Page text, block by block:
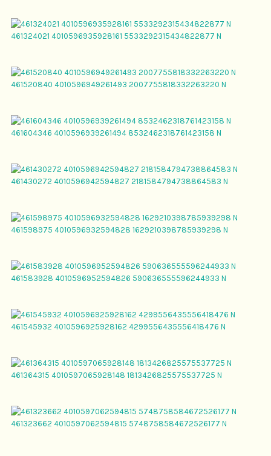
461324021 4010596935928161 5533292315434822877 N
461520840 4010596949261493 2007755818332263220 N
461604346 4010596939261494 8532462318761423158 N
461430272 4010596942594827 2181584794738864583 N
461598975 4010596932594828 1629210398785939298 N
461583928 4010596952594826 590636555596244933 N
461545932 4010596925928162 4299556435556418476 N
461364315 4010597065928148 1813426825575537725 N
461323662 4010597062594815 5748758584672526177 N